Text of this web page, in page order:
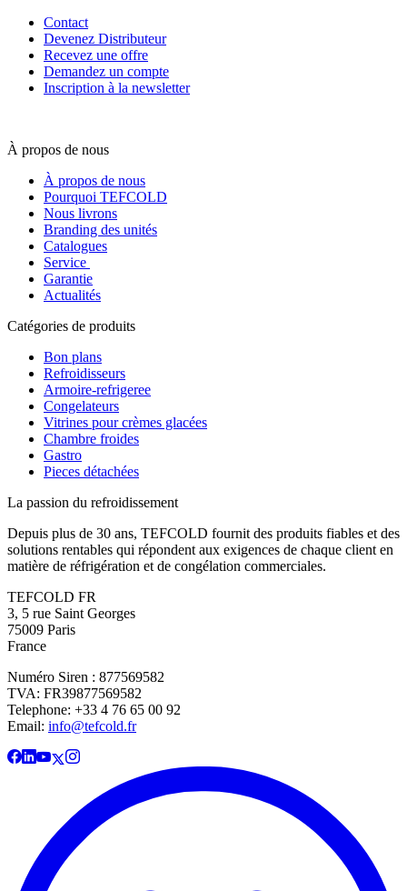
Contact
Devenez Distributeur
Recevez une offre
Demandez un compte
Inscription à la newsletter
À propos de nous
À propos de nous
Pourquoi TEFCOLD
Nous livrons
Branding des unités
Catalogues
Service
Garantie
Actualités
Catégories de produits
Bon plans
Refroidisseurs
Armoire-refrigeree
Congelateurs
Vitrines pour crèmes glacées
Chambre froides
Gastro
Pieces détachées
La passion du refroidissement
Depuis plus de 30 ans, TEFCOLD fournit des produits fiables et des
solutions rentables qui répondent aux exigences de chaque client en
matière de réfrigération et de congélation commerciales.
TEFCOLD FR
3, 5 rue Saint Georges
75009 Paris
France
Numéro Siren : 877569582
TVA: FR39877569582
Telephone: +33 4 76 65 00 92
Email: info@tefcold.fr